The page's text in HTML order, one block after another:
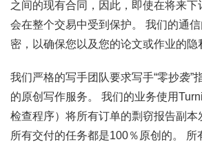
之间的现有合同，因此，即使在将来
会在整个交易中受到保护。 我们的通
密，以确保您以及您的论文或作业的隐
我们严格的写手团队要求写手“零抄袭”
的原创写作服务。 我们的业务使用
检查程序）将所有订单的剽窃报告副本
所有交付的任务都是100％原创的。 所